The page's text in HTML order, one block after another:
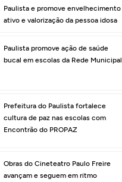
Paulista e promove envelhecimento
ativo e valorização da pessoa idosa
Paulista promove ação de saúde
bucal em escolas da Rede Municipal
Prefeitura do Paulista fortalece
cultura de paz nas escolas com
Encontrão do PROPAZ
Obras do Cineteatro Paulo Freire
avançam e seguem em ritmo